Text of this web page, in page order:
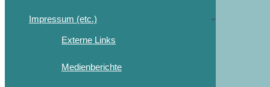
Impressum (etc.)
Externe Links
Medienberichte